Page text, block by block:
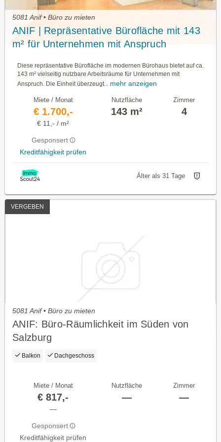
5081 Anif • Büro zu mieten
ANIF | Repräsentative Bürofläche mit 143
m² für Unternehmen mit Anspruch
Diese repräsentative Bürofläche im modernen Bürohaus bietet auf ca.
143 m² vielseitig nutzbare Arbeitsräume für Unternehmen mit
Anspruch. Die Einheit überzeugt... mehr anzeigen
Miete / Monat
€ 1.700,-
€ 11,- / m²
Gesponsert
Kreditfähigkeit prüfen
Nutzfläche
143 m²
Zimmer
4
Älter als 31 Tage
VERGEBEN
5081 Anif • Büro zu mieten
ANIF: Büro-Räumlichkeit im Süden von
Salzburg
Balkon Dachgeschoss
Miete / Monat
€ 817,-
—
Gesponsert
Kreditfähigkeit prüfen
Nutzfläche
—
Zimmer
—